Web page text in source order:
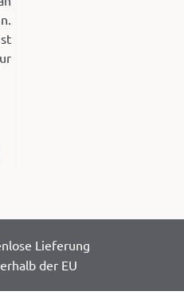
Lieferung
der EU